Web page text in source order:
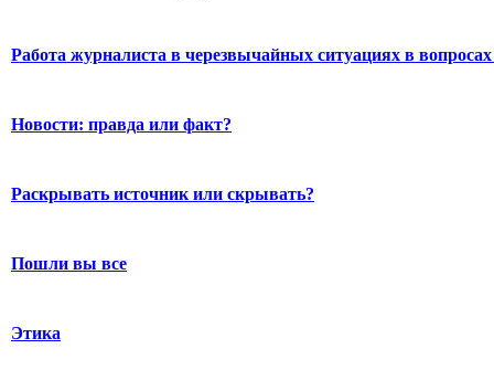
Работа журналиста в черезвычайных ситуациях в вопросах
Новости: правда или факт?
Раскрывать источник или скрывать?
Пошли вы все
Этика